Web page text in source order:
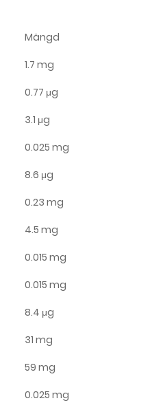
Mängd
1.7 mg
0.77 μg
3.1 μg
0.025 mg
8.6 μg
0.23 mg
4.5 mg
0.015 mg
0.015 mg
8.4 μg
31 mg
59 mg
0.025 mg